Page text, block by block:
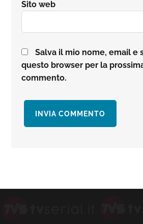
Sito web
Salva il mio nome, email e
questo browser per la
commento.